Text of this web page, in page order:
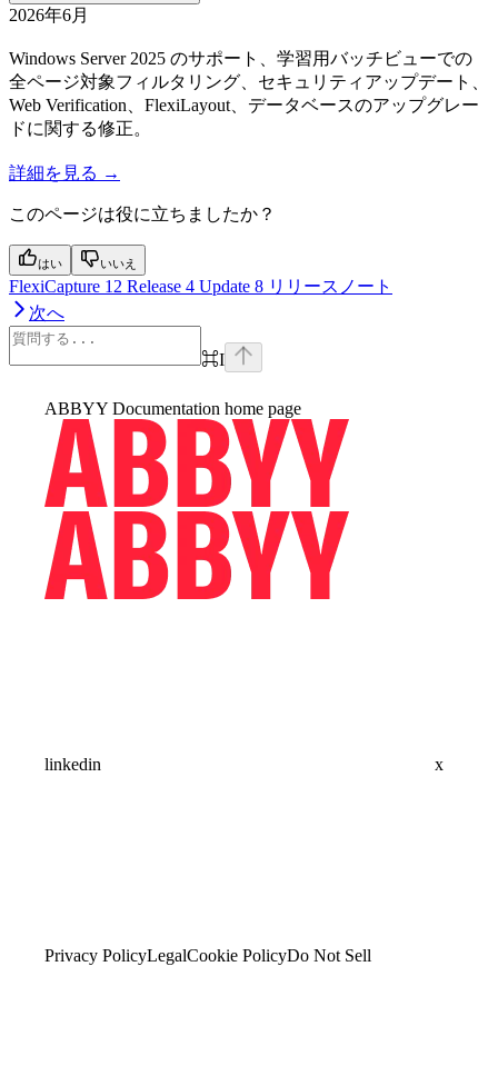
2026年6月
Windows Server 2025 のサポート、学習用バッチビューでの
全ページ対象フィルタリング、セキュリティアップデート、
Web Verification、FlexiLayout、データベースのアップグレー
ドに関する修正。
詳細を見る →
このページは役に立ちましたか？
はい いいえ
FlexiCapture 12 Release 4 Update 8 リリースノート
次へ
⌘I
ABBYY Documentation home page
linkedin x
Privacy PolicyLegalCookie PolicyDo Not Sell